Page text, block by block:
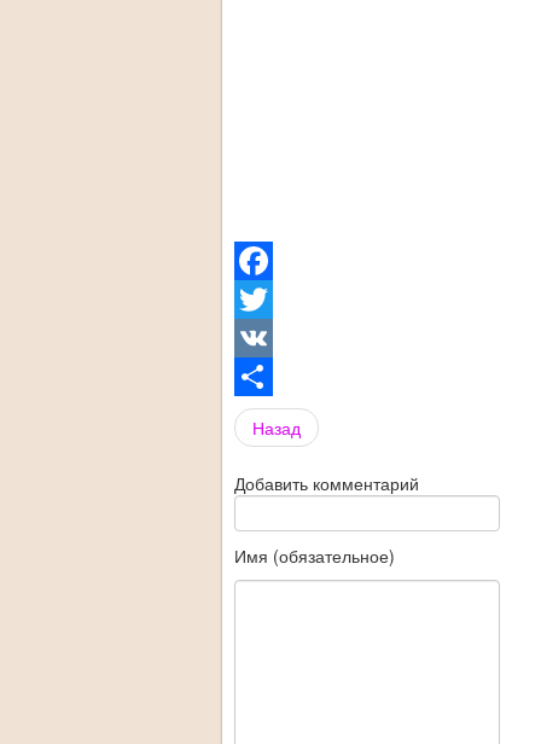
Facebook
Twitter
VK
Share
Назад
Добавить комментарий
Имя (обязательное)